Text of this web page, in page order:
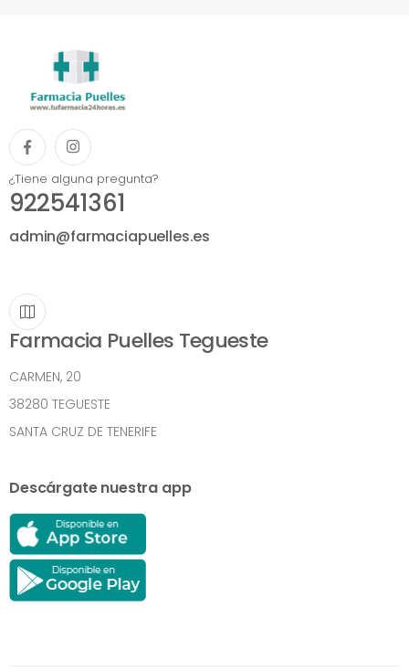
¿Tiene alguna pregunta?
922541361
admin@farmaciapuelles.es
Farmacia Puelles Tegueste
CARMEN, 20
38280 TEGUESTE
SANTA CRUZ DE TENERIFE
Descárgate nuestra app